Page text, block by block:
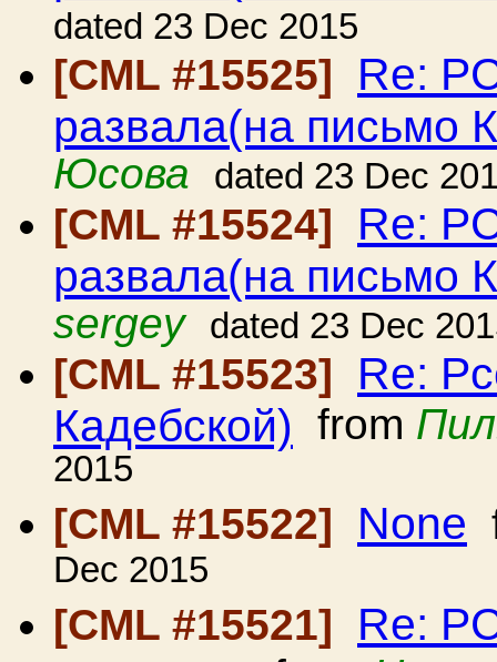
dated 23 Dec 2015
[CML #15525] Re:
развала(на письмо
Юсова
dated 23 Dec
[CML #15524] Re:
развала(на письмо
sergey
dated 23 Dec
[CML #15523] Re:
Кадебской) from
2015
[CML #15522]
None
Dec 2015
[CML #15521]
Re: